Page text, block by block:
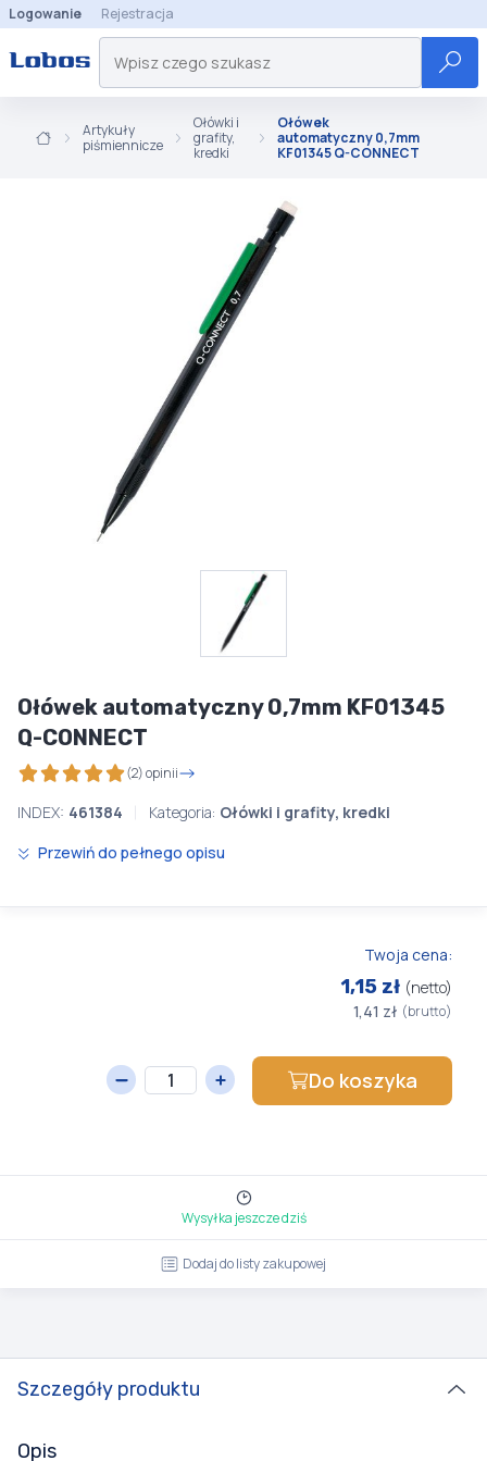
Logowanie Rejestracja
Artykuły
piśmiennicze
Ołówki i
grafity,
kredki
Ołówek
automatyczny 0,7mm
KF01345 Q-CONNECT
Ołówek automatyczny 0,7mm KF01345
Q-CONNECT
(2) opinii
INDEX: 461384 Kategoria: Ołówki i grafity, kredki
Przewiń do pełnego opisu
Twoja cena:
1,15 zł (netto)
1,41 zł (brutto)
Do koszyka
Wysyłka jeszcze dziś
Dodaj do listy zakupowej
Szczegóły produktu
Opis